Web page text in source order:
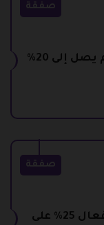
صفقة
كود خصم Shutterstock فعال خصم يصل إلى 20%
صفقة
كود خصم شتر ستوك عربي 2026 فعال 25% على